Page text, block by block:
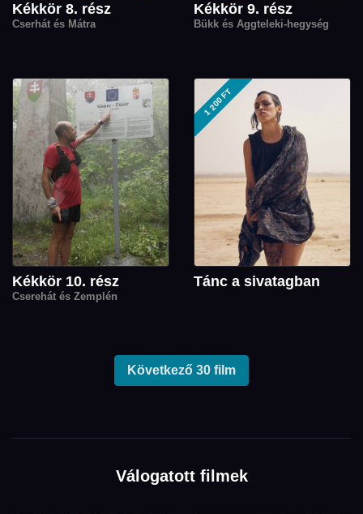
Kékkör 8. rész
Cserhát és Mátra
Kékkör 9. rész
Bükk és Aggteleki-hegység
Kékkör 10. rész
Cserehát és Zemplén
1 200 FT
Tánc a sivatagban
Következő 30 film
Válogatott filmek